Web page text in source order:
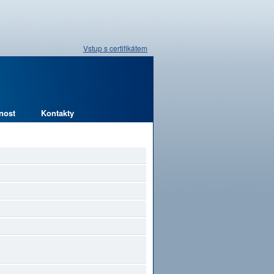
Vstup s certifikátem
Kontakty